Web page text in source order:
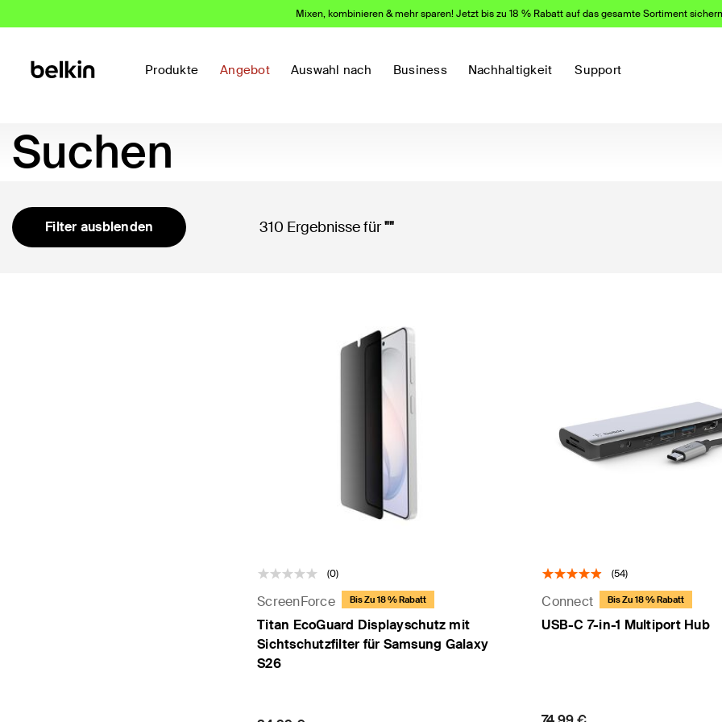
Mixen, kombinieren & mehr sparen! Jetzt bis zu 18 % Rabatt auf das gesamte Sortiment
Produkte Angebot Auswahl nach Business Nachhaltigkeit Support
Suchen
310 Ergebnisse für""
Filter ausblenden
(0)
ScreenForce Bis Zu 18 % Rabatt
Titan EcoGuard Displayschutz mit
Sichtschutzfilter für Samsung Galaxy
S26
(54)
Connect Bis Zu 18 % Rabatt
USB-C 7-in-1 Multiport Hub